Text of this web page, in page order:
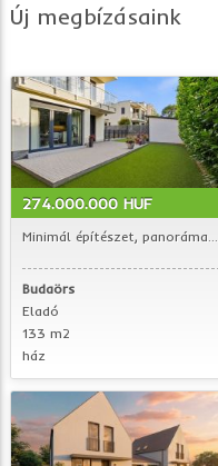
Új megbízásaink
274.000.000 HUF
Minimál építészet, panoráma...
Budaörs
Eladó
133 m2
ház